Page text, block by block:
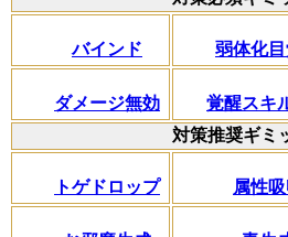
バインド 弱体化
ダメージ無効
覚醒スキ
対策推奨ギミ
トゲドロップ 属性